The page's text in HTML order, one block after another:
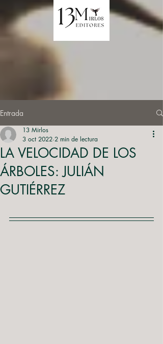
Entrada
LA VELOCIDAD DE LOS
ÁRBOLES: JULIÁN
GUTIÉRREZ
13 Mirlos
3 oct 2022 2 min de lectura